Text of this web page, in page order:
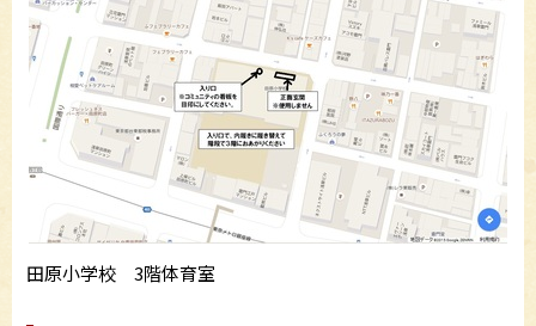
田原小学校 3階体育室